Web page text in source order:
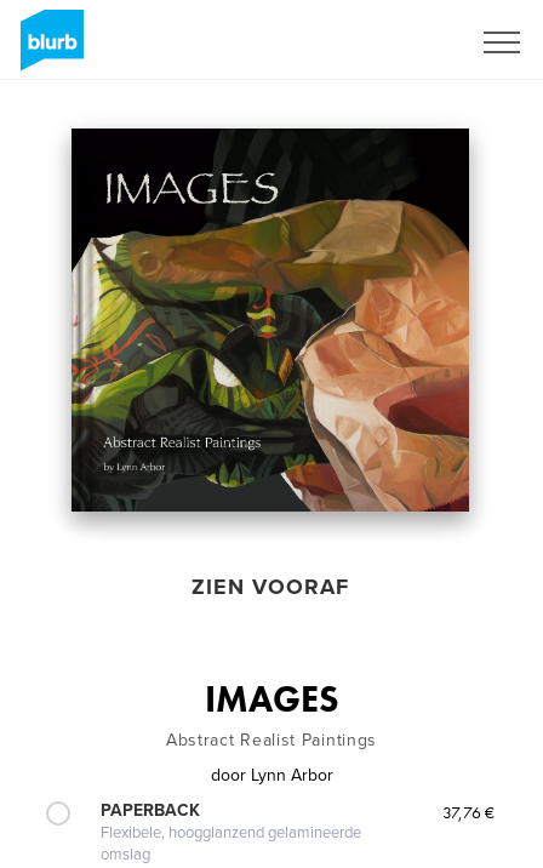
ZIEN VOORAF
IMAGES
Abstract Realist Paintings
door Lynn Arbor
PAPERBACK
Flexibele, hoogglanzend gelamineerde
omslag
37,76 €